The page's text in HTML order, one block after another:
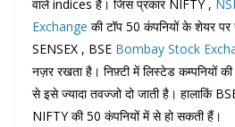
वाले indices हैं। जिस प्रकार NIFTY,
Exchange की टॉप 50 कंपनियों के शेयर
SENSEX , BSE Bombay Stock
नज़र रखता है। निफ़्टी में लिस्टेड कम्पनियों की
से इसे ज्यादा तवज्जो दो जाती है। हालाकिं
NIFTY की 50 कंपनियों में से हो सकती हैं।